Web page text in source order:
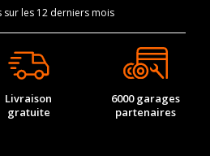
sur les 12 derniers mois
Livraison
gratuite
6000 garages
partenaires